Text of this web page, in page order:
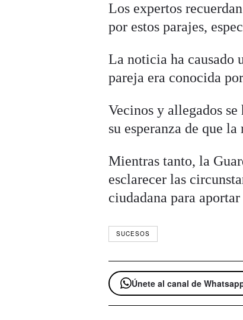
Los expertos
por estos parajes,
La noticia ha causado
pareja era conocida
Vecinos y allegados
su esperanza de que
Mientras tanto, la
esclarecer las
ciudadana para
SUCESOS
Únete al canal de